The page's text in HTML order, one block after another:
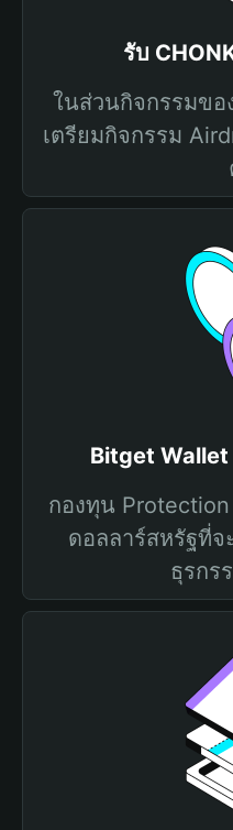
รับ
ในส่วนกิจกรรมขอ
เตรียมกิจกรรม
Bitget
กองทุน
ดอลลาร์สหรัฐที่
ธุรกร